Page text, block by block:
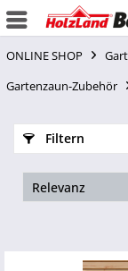
ONLINE SHOP
Gartenzaun-Zubehör
Filtern